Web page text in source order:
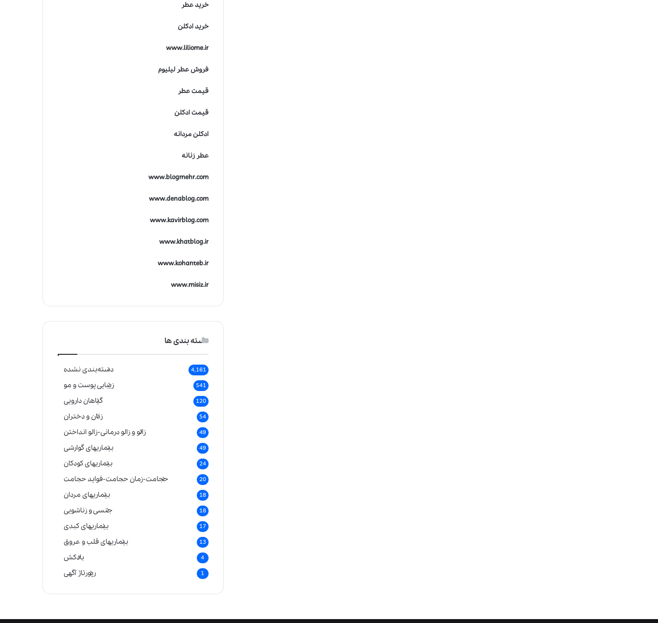
خرید عطر
خرید ادکلن
www.liliome.ir
فروش عطر لیلیوم
قیمت عطر
قیمت ادکلن
ادکلن مردانه
عطر زنانه
www.blogmehr.com
www.denablog.com
www.kavirblog.com
www.khatblog.ir
www.kohanteb.ir
www.misiz.ir
دسته بندی ها
دسته‌بندی نشده 4,161
زیبایی پوست و مو 541
گیاهان دارویی 120
زنان و دختران 54
زالو و زالو درمانی-زالو انداختن 49
بیماریهای گوارشی 49
بیماریهای کودکان 24
حجامت-زمان حجامت-فواید حجامت 20
بیماریهای مردان 18
جنسی و زناشویی 18
بیماریهای کبدی 17
بیماریهای قلب و عروق 13
بادکش 4
رپورتاژ آگهی 1